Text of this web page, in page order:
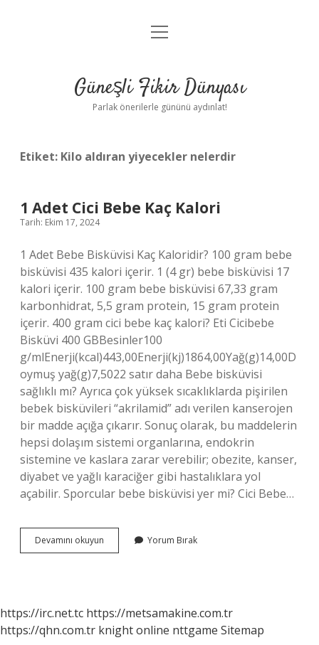
Anasayfa
Yasal Uyarı
menüyü
Güneşli Fikir Dünyası
Parlak önerilerle gününü aydınlat!
Etiket: Kilo aldıran yiyecekler nelerdir
1 Adet Cici Bebe Kaç Kalori
Tarih: Ekim 17, 2024
1 Adet Bebe Bisküvisi Kaç Kaloridir? 100 gram bebe
bisküvisi 435 kalori içerir. 1 (4 gr) bebe bisküvisi 17
kalori içerir. 100 gram bebe bisküvisi 67,33 gram
karbonhidrat, 5,5 gram protein, 15 gram protein
içerir. 400 gram cici bebe kaç kalori? Eti Cicibebe
Bisküvi 400 GBBesinler100
g/mlEnerji(kcal)443,00Enerji(kj)1864,00Yağ(g)14,00D
oymuş yağ(g)7,5022 satır daha Bebe bisküvisi
sağlıklı mı? Ayrıca çok yüksek sıcaklıklarda pişirilen
bebek bisküvileri “akrilamid” adı verilen kanserojen
bir madde açığa çıkarır. Sonuç olarak, bu maddelerin
hepsi dolaşım sistemi organlarına, endokrin
sistemine ve kaslara zarar verebilir; obezite, kanser,
diyabet ve yağlı karaciğer gibi hastalıklara yol
açabilir. Sporcular bebe bisküvisi yer mi? Cici Bebe…
Devamını okuyun
Adet
Yorum Bırak
https://irc.net.tc https://metsamakine.com.tr
https://qhn.com.tr knight online nttgame Sitemap